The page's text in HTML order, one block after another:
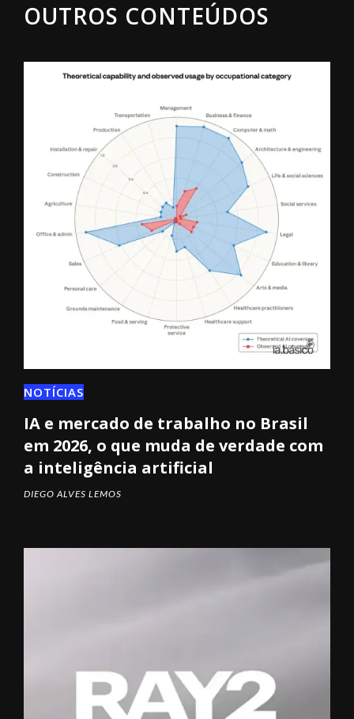
OUTROS CONTEÚDOS
NOTÍCIAS
IA e mercado de trabalho no Brasil
em 2026, o que muda de verdade com
a inteligência artificial
DIEGO ALVES LEMOS